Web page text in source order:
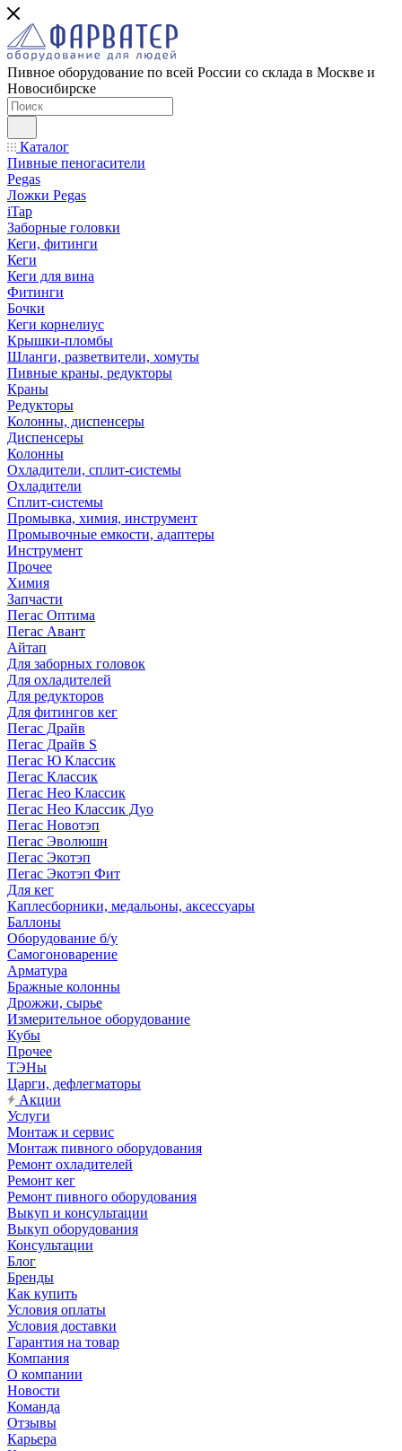
Пивное оборудование по всей России со склада в Москве и
Новосибирске
Каталог
Пивные пеногасители
Pegas
Ложки Pegas
iTap
Заборные головки
Кеги, фитинги
Кеги
Кеги для вина
Фитинги
Бочки
Кеги корнелиус
Крышки-пломбы
Шланги, разветвители, хомуты
Пивные краны, редукторы
Краны
Редукторы
Колонны, диспенсеры
Диспенсеры
Колонны
Охладители, сплит-системы
Охладители
Сплит-системы
Промывка, химия, инструмент
Промывочные емкости, адаптеры
Инструмент
Прочее
Химия
Запчасти
Пегас Оптима
Пегас Авант
Айтап
Для заборных головок
Для охладителей
Для редукторов
Для фитингов кег
Пегас Драйв
Пегас Драйв S
Пегас Ю Классик
Пегас Классик
Пегас Нео Классик
Пегас Нео Классик Дуо
Пегас Новотэп
Пегас Эволюшн
Пегас Экотэп
Пегас Экотэп Фит
Для кег
Каплесборники, медальоны, аксессуары
Баллоны
Оборудование б/у
Самогоноварение
Арматура
Бражные колонны
Дрожжи, сырье
Измерительное оборудование
Кубы
Прочее
ТЭНы
Царги, дефлегматоры
Акции
Услуги
Монтаж и сервис
Монтаж пивного оборудования
Ремонт охладителей
Ремонт кег
Ремонт пивного оборудования
Выкуп и консультации
Выкуп оборудования
Консультации
Блог
Бренды
Как купить
Условия оплаты
Условия доставки
Гарантия на товар
Компания
О компании
Новости
Команда
Отзывы
Карьера